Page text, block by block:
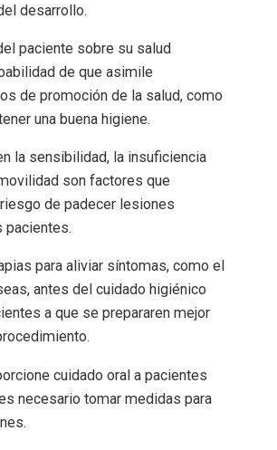
desarrollo.
paciente sobre su salud
de que asimile
de promoción de la salud, como
una buena higiene.
la sensibilidad, la insuficiencia
son factores que
de padecer lesiones
pacientes.
para aliviar síntomas, como el
antes del cuidado higiénico
a que se prepararen mejor
cuidado oral a pacientes
necesario tomar medidas para